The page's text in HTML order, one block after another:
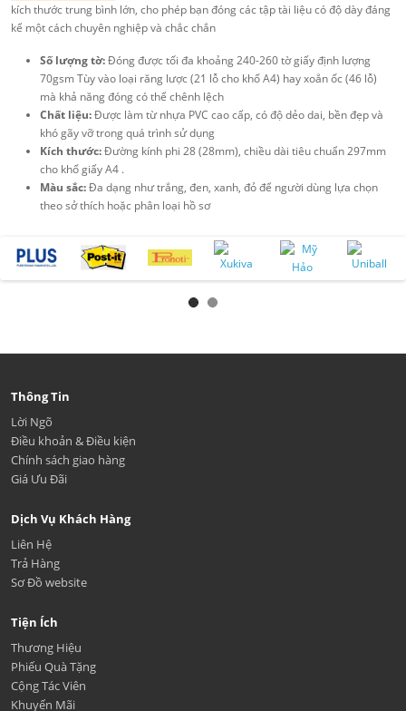
kích thước trung bình lớn, cho phép bạn đóng các tập tài liệu có độ dày đáng
kể một cách chuyên nghiệp và chắc chắn
Số lượng tờ:Đóng được tối đa khoảng 240-260 tờ giấy định lượng
70gsm Tùy vào loại răng lược (21 lỗ cho khổ A4) hay xoắn ốc (46 lỗ)
mà khả năng đóng có thể chênh lệch
Chất liệu:Được làm từ nhựa PVC cao cấp, có độ dẻo dai, bền đẹp và
khó gãy vỡ trong quá trình sử dụng
Kích thước:Đường kính phi 28 (28mm), chiều dài tiêu chuẩn 297mm
cho khổ giấy A4 .
Màu sắc:Đa dạng như trắng, đen, xanh, đỏ để người dùng lựa chọn
theo sở thích hoặc phân loại hồ sơ
Thông Tin
Lời Ngõ
Điều khoản & Điều kiện
Chính sách giao hàng
Giá Ưu Đãi
Dịch Vụ Khách Hàng
Liên Hệ
Trả Hàng
Sơ Đồ website
Tiện Ích
Thương Hiệu
Phiếu Quà Tặng
Cộng Tác Viên
Khuyến Mãi